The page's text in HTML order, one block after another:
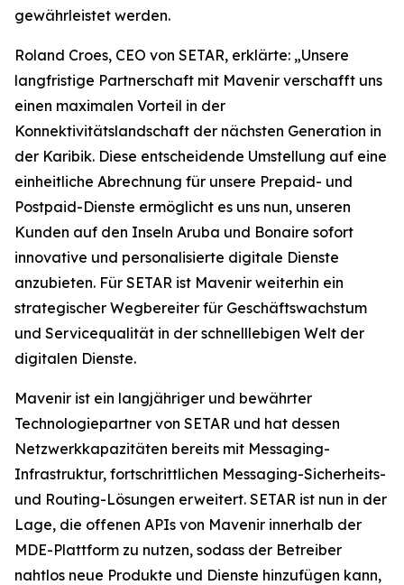
gewährleistet werden.
Roland Croes, CEO von SETAR, erklärte: „Unsere
langfristige Partnerschaft mit Mavenir verschafft uns
einen maximalen Vorteil in der
Konnektivitätslandschaft der nächsten Generation in
der Karibik. Diese entscheidende Umstellung auf eine
einheitliche Abrechnung für unsere Prepaid- und
Postpaid-Dienste ermöglicht es uns nun, unseren
Kunden auf den Inseln Aruba und Bonaire sofort
innovative und personalisierte digitale Dienste
anzubieten. Für SETAR ist Mavenir weiterhin ein
strategischer Wegbereiter für Geschäftswachstum
und Servicequalität in der schnelllebigen Welt der
digitalen Dienste.
Mavenir ist ein langjähriger und bewährter
Technologiepartner von SETAR und hat dessen
Netzwerkkapazitäten bereits mit Messaging-
Infrastruktur, fortschrittlichen Messaging-Sicherheits-
und Routing-Lösungen erweitert. SETAR ist nun in der
Lage, die offenen APIs von Mavenir innerhalb der
MDE-Plattform zu nutzen, sodass der Betreiber
nahtlos neue Produkte und Dienste hinzufügen kann,